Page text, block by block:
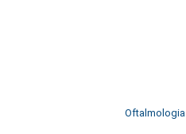
Oftalmologia